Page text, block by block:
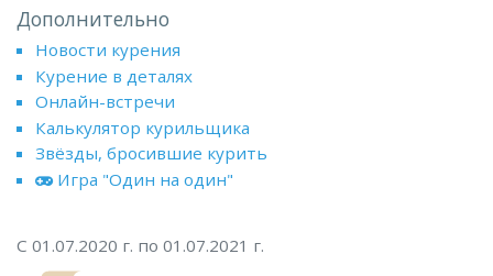
Дополнительно
Новости курения
Курение в деталях
Онлайн-встречи
Калькулятор курильщика
Звёзды, бросившие курить
Игра "Один на один"
С 01.07.2020 г. по 01.07.2021 г.